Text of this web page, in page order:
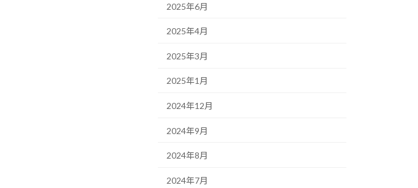
2025年6月
2025年4月
2025年3月
2025年1月
2024年12月
2024年9月
2024年8月
2024年7月